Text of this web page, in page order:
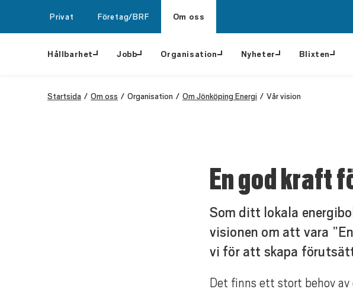
Privat Företag/BRF Om oss
Hållbarhet Jobb Organisation Nyheter Blixten
Startsida Om oss Organisation Om Jönköping Energi Vår vision
En god kraft
Som ditt lokala
visionen om att vara
vi för att skapa
Det finns ett stort behov